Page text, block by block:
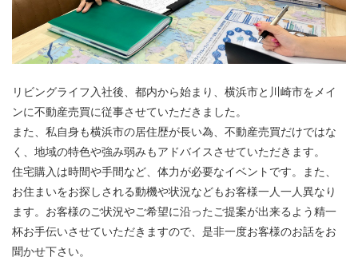
リビングライフ入社後、都内から始まり、横浜市と川崎市をメイ
ンに不動産売買に従事させていただきました。
また、私自身も横浜市の居住歴が長い為、不動産売買だけではな
く、地域の特色や強み弱みもアドバイスさせていただきます。
住宅購入は時間や手間など、体力が必要なイベントです。また、
お住まいをお探しされる動機や状況などもお客様一人一人異なり
ます。お客様のご状況やご希望に沿ったご提案が出来るよう精一
杯お手伝いさせていただきますので、是非一度お客様のお話をお
聞かせ下さい。